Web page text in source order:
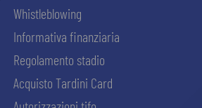
Whistleblowing
Informativa finanziaria
Regolamento stadio
Acquisto Tardini Card